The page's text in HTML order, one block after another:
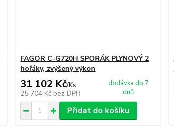
FAGOR C-G720H SPORÁK PLYNOVÝ 2
hořáky, zvýšený výkon
31 102 Kč/Ks
25 704 Kč bez DPH
dodávka do 7
dnů
Přidat do košíku